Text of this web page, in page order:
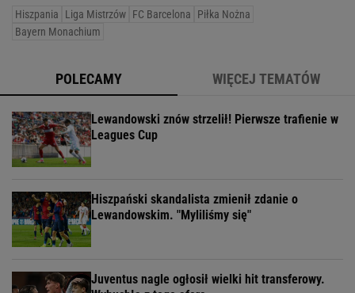
Hiszpania Liga Mistrzów FC Barcelona
Piłka Nożna
Bayern Monachium
POLECAMY WIĘCEJ TEMATÓW
Lewandowski znów strzelił! Pierwsze trafienie w
Leagues Cup
Hiszpański skandalista zmienił zdanie o
Lewandowskim. "Myliliśmy się"
Juventus nagle ogłosił wielki hit transferowy.